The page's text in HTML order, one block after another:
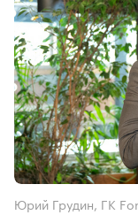
Юрий Грудин, ГК